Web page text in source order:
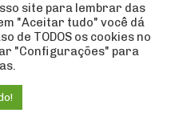
Brasileira de Escalada
Imagética Design
site para lembrar das
"Aceitar tudo" você dá
de TODOS os cookies no
"Configurações" para